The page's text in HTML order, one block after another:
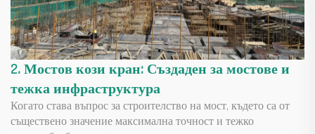
2. Мостов кози кран: Създаден за мостове и
тежка инфраструктура
Когато става въпрос за строителство на мост, където са от
съществено значение максимална точност и тежко